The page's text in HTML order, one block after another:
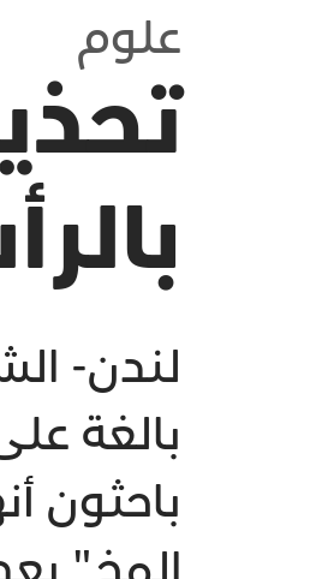
علوم
لندن-
باحثون